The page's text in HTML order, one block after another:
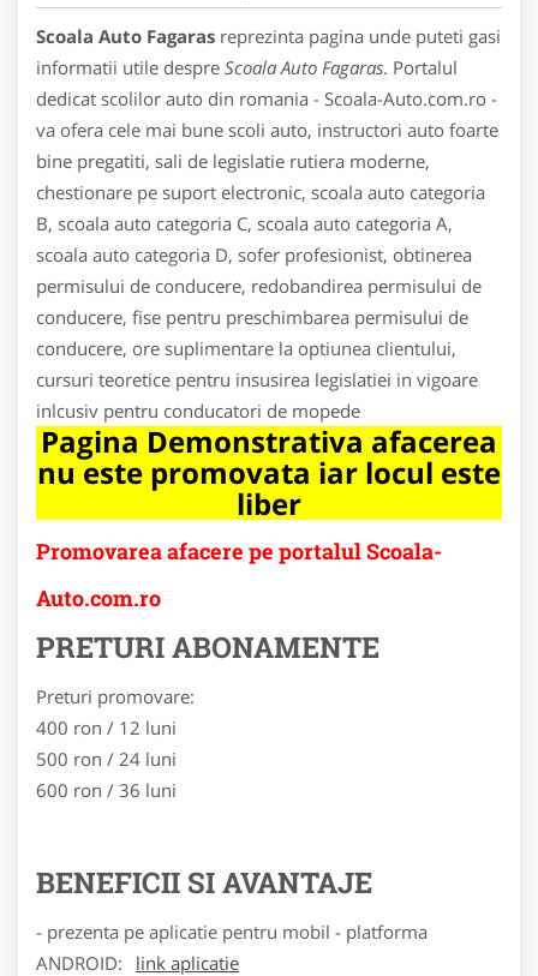
Scoala Auto Fagaras reprezinta pagina unde puteti gasi
informatii utile despre Scoala Auto Fagaras. Portalul
dedicat scolilor auto din romania - Scoala-Auto.com.ro -
va ofera cele mai bune scoli auto, instructori auto foarte
bine pregatiti, sali de legislatie rutiera moderne,
chestionare pe suport electronic, scoala auto categoria
B, scoala auto categoria C, scoala auto categoria A,
scoala auto categoria D, sofer profesionist, obtinerea
permisului de conducere, redobandirea permisului de
conducere, fise pentru preschimbarea permisului de
conducere, ore suplimentare la optiunea clientului,
cursuri teoretice pentru insusirea legislatiei in vigoare
inlcusiv pentru conducatori de mopede
Pagina Demonstrativa afacerea
nu este promovata iar locul este
liber
Promovarea afacere pe portalul Scoala-
Auto.com.ro
PRETURI ABONAMENTE
Preturi promovare:
400 ron / 12 luni
500 ron / 24 luni
600 ron / 36 luni
BENEFICII SI AVANTAJE
- prezenta pe aplicatie pentru mobil - platforma
ANDROID:
link aplicatie